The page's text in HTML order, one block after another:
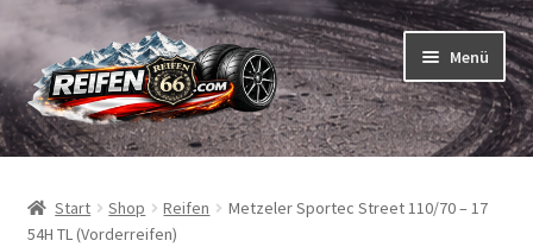
Zur
Navigation
springen
Zum
Inhalt
springen
Menü
Reifen
Schläuche
Start Shop Reifen
Metzeler Sportec Street 110/70 – 17
54H TL (Vorderreifen)